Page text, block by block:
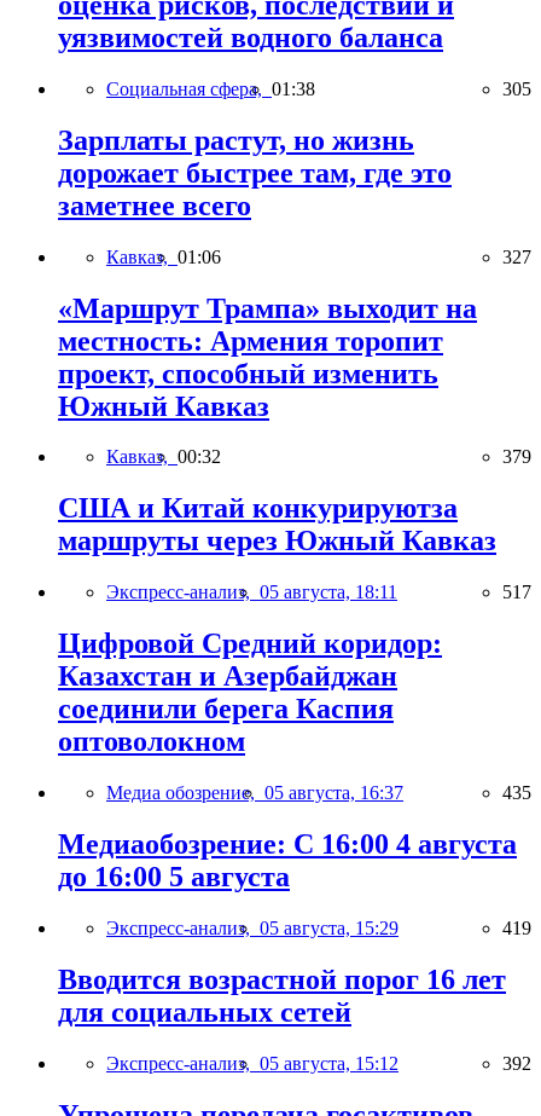
уязвимостей водного баланса
Социальная сфера, 01:38 305
Зарплаты растут, но жизнь
дорожает быстрее там, где это
заметнее всего
Кавказ, 01:06 327
«Маршрут Трампа» выходит на
местность: Армения торопит
проект, способный изменить
Южный Кавказ
Кавказ, 00:32 379
США и Китай конкурируютза
маршруты через Южный Кавказ
Экспресс-анализ, 05 августа, 18:11 517
Цифровой Средний коридор:
Казахстан и Азербайджан
соединили берега Каспия
оптоволокном
Медиа обозрение, 05 августа, 16:37 435
Медиаобозрение: С 16:00 4 августа
до 16:00 5 августа
Экспресс-анализ, 05 августа, 15:29 419
Вводится возрастной порог 16 лет
для социальных сетей
Экспресс-анализ, 05 августа, 15:12 392